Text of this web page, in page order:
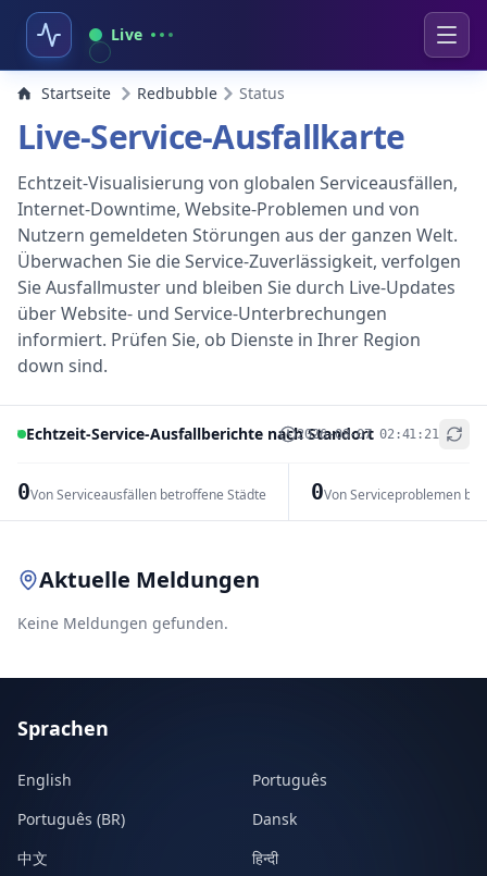
Live
Startseite Redbubble Status
Live-Service-Ausfallkarte
Echtzeit-Visualisierung von globalen Serviceausfällen,
Internet-Downtime, Website-Problemen und von
Nutzern gemeldeten Störungen aus der ganzen Welt.
Überwachen Sie die Service-Zuverlässigkeit, verfolgen
Sie Ausfallmuster und bleiben Sie durch Live-Updates
über Website- und Service-Unterbrechungen
informiert. Prüfen Sie, ob Dienste in Ihrer Region
down sind.
Echtzeit-Service-Ausfallberichte nach Standort
2026-08-07 02:41:21
0Von Serviceausfällen betroffene Städte 0Von Serviceproblemen
+
Aktuelle Meldungen
Keine Meldungen gefunden.
Sprachen
English
Português
Português (BR)
Dansk
中文
हिन्दी